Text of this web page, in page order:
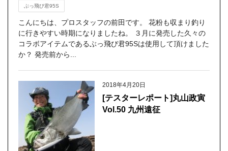
ぶっ飛び君95S
こんにちは、プロスタッフの前田です。 花粉も収まり釣り
に行きやすい時期になりましたね。 ３月に発売した久々の
コラボアイテムであるぶっ飛び君95Sは使用して頂けました
か？ 発売前から...
2018年4月20日
[テスターレポート]丸山政寅
Vol.50 九州遠征